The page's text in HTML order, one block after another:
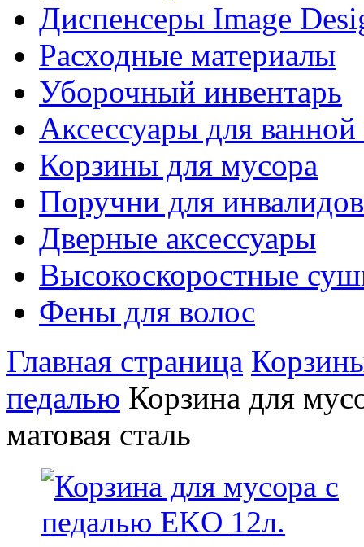
Диспенсеры Image
Расходные материалы
Уборочный инвентарь
Аксессуары для
Корзины для мусора
Поручни для инвалидов
Дверные аксессуары
Высокоскоростные
Фены для волос
Главная страница
педалью Корзина для
матовая сталь